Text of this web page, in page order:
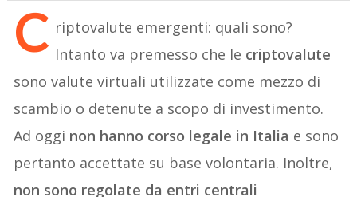
C riptovalute emergenti: quali sono?
Intanto va premesso che le criptovalute
sono valute virtuali utilizzate come mezzo di
scambio o detenute a scopo di investimento.
Ad oggi non hanno corso legale in Italia e sono
pertanto accettate su base volontaria. Inoltre,
non sono regolate da entri centrali